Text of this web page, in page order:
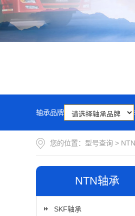
轴承品牌
您的位置： 型号查询 >
NTN轴承
SKF轴承